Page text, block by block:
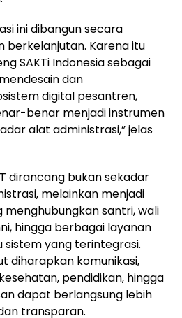
ini dibangun secara
berkelanjutan. Karena itu
SAKTi Indonesia sebagai
dan
digital pesantren,
benar menjadi instrumen
alat administrasi,” jelas
dirancang bukan sekadar
melainkan menjadi
santri, wali
hingga berbagai layanan
yang terintegrasi.
diharapkan komunikasi,
pendidikan, hingga
dapat berlangsung lebih
transparan.